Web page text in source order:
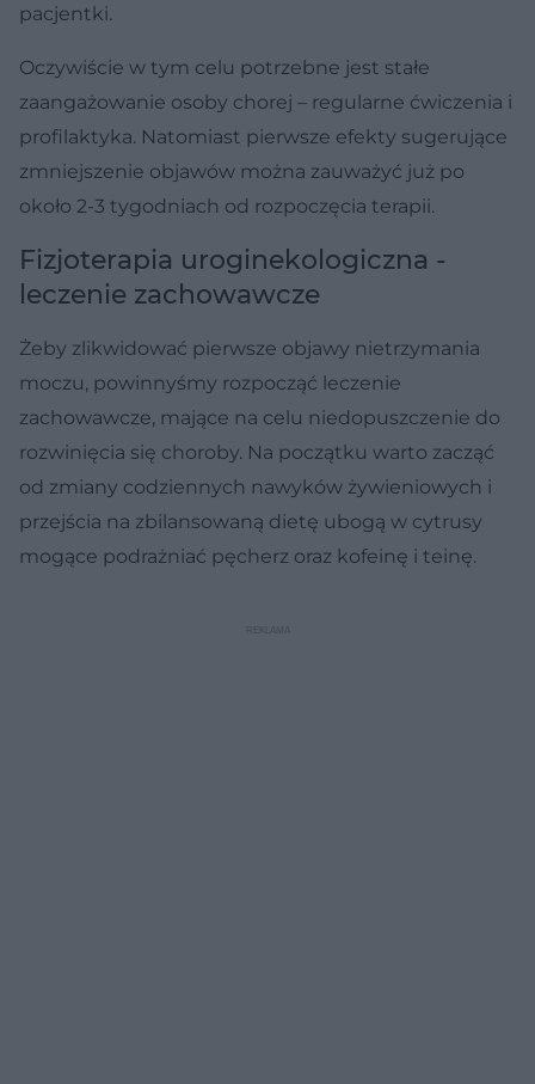
pacjentki.
Oczywiście w tym celu potrzebne jest stałe
zaangażowanie osoby chorej – regularne ćwiczenia i
profilaktyka. Natomiast pierwsze efekty sugerujące
zmniejszenie objawów można zauważyć już po
około 2-3 tygodniach od rozpoczęcia terapii.
Fizjoterapia uroginekologiczna -
leczenie zachowawcze
Żeby zlikwidować pierwsze objawy nietrzymania
moczu, powinnyśmy rozpocząć leczenie
zachowawcze, mające na celu niedopuszczenie do
rozwinięcia się choroby. Na początku warto zacząć
od zmiany codziennych nawyków żywieniowych i
przejścia na zbilansowaną dietę ubogą w cytrusy
mogące podrażniać pęcherz oraz kofeinę i teinę.